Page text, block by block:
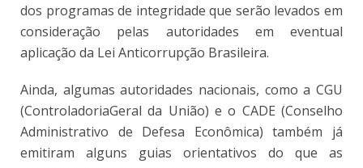
dos programas de integridade que serão levados em
consideração pelas autoridades em eventual
aplicação da Lei Anticorrupção Brasileira.
Ainda, algumas autoridades nacionais, como a CGU
(ControladoriaGeral da União) e o CADE (Conselho
Administrativo de Defesa Econômica) também já
emitiram alguns guias orientativos do que as